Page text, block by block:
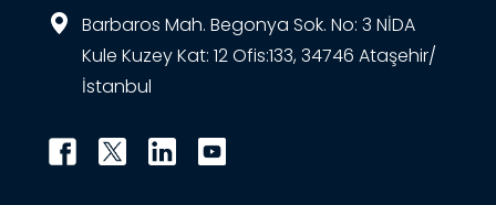
Barbaros Mah. Begonya Sok. No: 3 NİDA
Kule Kuzey Kat: 12 Ofis:133, 34746 Ataşehir/
İstanbul